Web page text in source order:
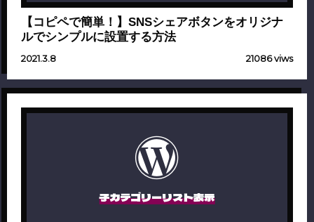
【コピペで簡単！】SNSシェアボタンをオリジナ
ルでシンプルに設置する方法
2021.3.8 21086 viws
子カテゴリーリスト表示